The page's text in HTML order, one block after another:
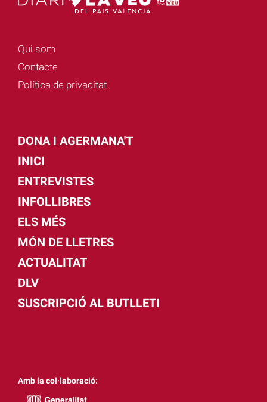
Qui som
Contacte
Política de privacitat
DONA I AGERMANA'T
INICI
ENTREVISTES
INFOLLIBRES
ELS MÉS
MÓN DE LLETRES
ACTUALITAT
DLV
SUSCRIPCIÓ AL BUTLLETI
Amb la col·laboració: